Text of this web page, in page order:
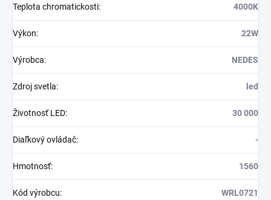
Teplota chromatickosti: 4000K
Výkon: 22W
Výrobca: NEDES
Zdroj svetla: led
Životnosť LED: 30 000
Diaľkový ovládač: -
Hmotnosť: 1560
Kód výrobcu: WRL0721